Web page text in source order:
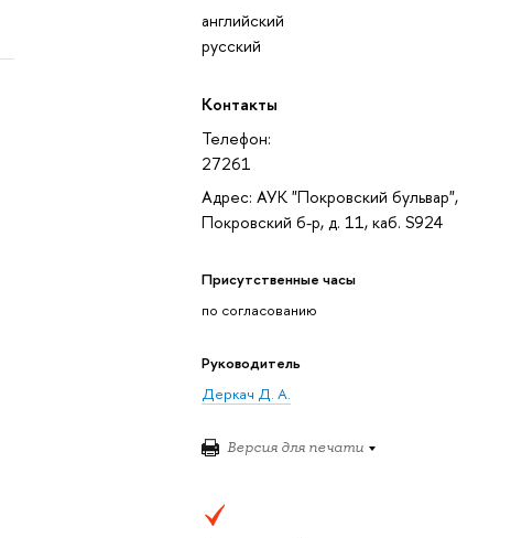
английский
русский
Контакты
Телефон:
27261
Адрес: АУК "Покровский бульвар",
Покровский б-р, д. 11, каб. S924
Присутственные часы
по согласованию
Руководитель
Деркач Д. А.
Версия для печати